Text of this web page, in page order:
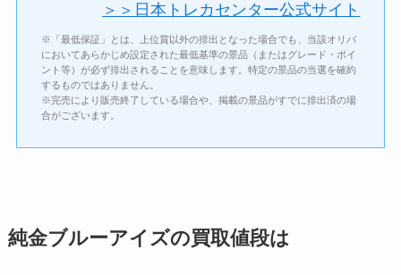
＞＞日本トレカセンター公式サイト
※「最低保証」とは、上位賞以外の排出となった場合でも、当該オリパ
においてあらかじめ設定された最低基準の景品（またはグレード・ポイ
ント等）が必ず排出されることを意味します。特定の景品の当選を確約
するものではありません。
※完売により販売終了している場合や、掲載の景品がすでに排出済の場
合がございます。
純金ブルーアイズの買取値段は